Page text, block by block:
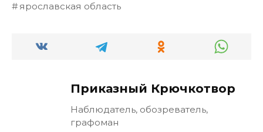
ярославская область
Приказный Крючкотвор
Наблюдатель, обозреватель,
графоман